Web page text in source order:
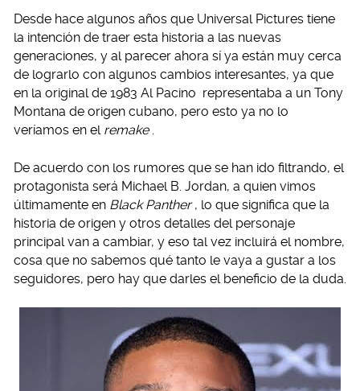
Desde hace algunos años que Universal Pictures tiene
la intención de traer esta historia a las nuevas
generaciones, y al parecer ahora sí ya están muy cerca
de lograrlo con algunos cambios interesantes, ya que
en la original de 1983 Al Pacino representaba a un Tony
Montana de origen cubano, pero esto ya no lo
veríamos en el remake .
De acuerdo con los rumores que se han ido filtrando, el
protagonista será Michael B. Jordan, a quien vimos
últimamente en Black Panther , lo que significa que la
historia de origen y otros detalles del personaje
principal van a cambiar, y eso tal vez incluirá el nombre,
cosa que no sabemos qué tanto le vaya a gustar a los
seguidores, pero hay que darles el beneficio de la duda.